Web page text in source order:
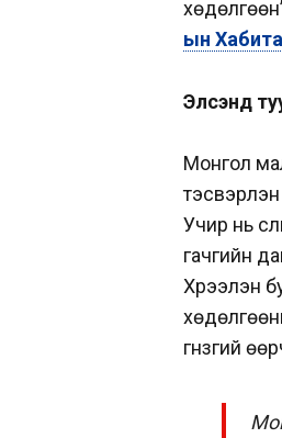
ын
Элсэнд
Монгол
тэсвэрлэн
Учир нь
гачгийн
Хүрээлэн
гүнзгий